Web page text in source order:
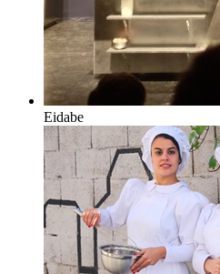
Eidabe